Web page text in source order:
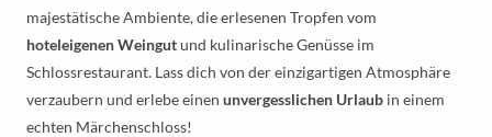
majestätische Ambiente, die erlesenen Tropfen vom
hoteleigenen Weingutund kulinarische Genüsse im
Schlossrestaurant. Lass dich von der einzigartigen Atmosphäre
verzaubern und erlebe einen unvergesslichen Urlaub in einem
echten Märchenschloss!